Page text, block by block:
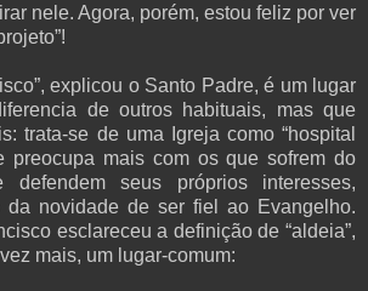
nele. Agora, porém, estou feliz por ver
explicou o Santo Padre, é um lugar
de outros habituais, mas que
trata-se de uma Igreja como “hospital
preocupa mais com os que sofrem do
seus próprios interesses,
da novidade de ser fiel ao Evangelho.
esclareceu a definição de “aldeia”,
mais, um lugar-comum: